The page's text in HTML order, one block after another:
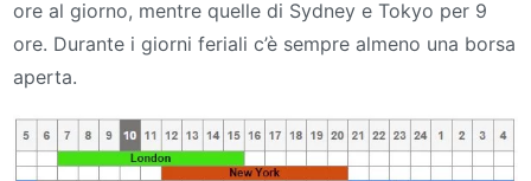
ore al giorno, mentre quelle di Sydney e Tokyo per 9
ore. Durante i giorni feriali c’è sempre almeno una borsa
aperta.